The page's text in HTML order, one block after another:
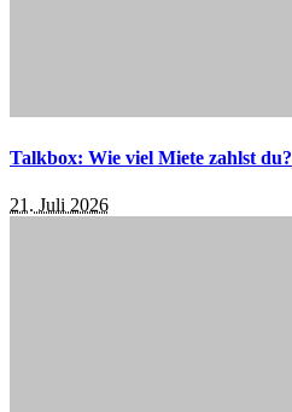
Talkbox: Wie viel Miete zahlst du?
21. Juli 2026